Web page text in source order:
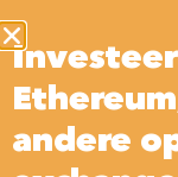
andere